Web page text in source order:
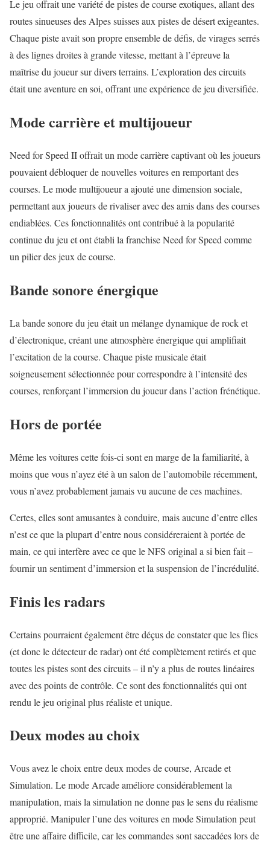
Le jeu offrait une variété de pistes de course exotiques, allant des
routes sinueuses des Alpes suisses aux pistes de désert exigeantes.
Chaque piste avait son propre ensemble de défis, de virages serrés
à des lignes droites à grande vitesse, mettant à l’épreuve la
maîtrise du joueur sur divers terrains. L’exploration des circuits
était une aventure en soi, offrant une expérience de jeu diversifiée.
Mode carrière et multijoueur
Need for Speed II offrait un mode carrière captivant où les joueurs
pouvaient débloquer de nouvelles voitures en remportant des
courses. Le mode multijoueur a ajouté une dimension sociale,
permettant aux joueurs de rivaliser avec des amis dans des courses
endiablées. Ces fonctionnalités ont contribué à la popularité
continue du jeu et ont établi la franchise Need for Speed comme
un pilier des jeux de course.
Bande sonore énergique
La bande sonore du jeu était un mélange dynamique de rock et
d’électronique, créant une atmosphère énergique qui amplifiait
l’excitation de la course. Chaque piste musicale était
soigneusement sélectionnée pour correspondre à l’intensité des
courses, renforçant l’immersion du joueur dans l’action frénétique.
Hors de portée
Même les voitures cette fois-ci sont en marge de la familiarité, à
moins que vous n’ayez été à un salon de l’automobile récemment,
vous n’avez probablement jamais vu aucune de ces machines.
Certes, elles sont amusantes à conduire, mais aucune d’entre elles
n’est ce que la plupart d’entre nous considéreraient à portée de
main, ce qui interfère avec ce que le NFS original a si bien fait –
fournir un sentiment d’immersion et la suspension de l’incrédulité.
Finis les radars
Certains pourraient également être déçus de constater que les flics
(et donc le détecteur de radar) ont été complètement retirés et que
toutes les pistes sont des circuits – il n’y a plus de routes linéaires
avec des points de contrôle. Ce sont des fonctionnalités qui ont
rendu le jeu original plus réaliste et unique.
Deux modes au choix
Vous avez le choix entre deux modes de course, Arcade et
Simulation. Le mode Arcade améliore considérablement la
manipulation, mais la simulation ne donne pas le sens du réalisme
approprié. Manipuler l’une des voitures en mode Simulation peut
être une affaire difficile, car les commandes sont saccadées lors de